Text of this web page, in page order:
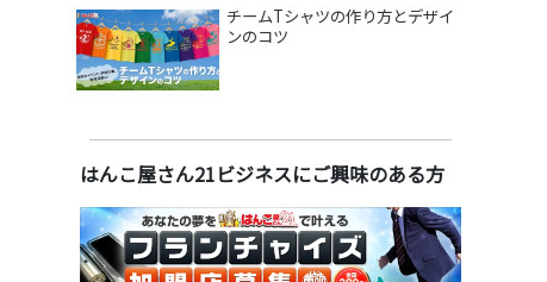
チームTシャツの作り方とデザイ
ンのコツ
はんこ屋さん21ビジネスにご興味のある方